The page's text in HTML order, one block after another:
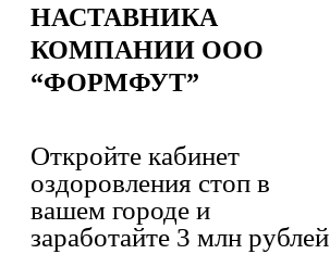
НАСТАВНИКА
КОМПАНИИ ООО
“ФОРМФУТ”
Откройте кабинет
оздоровления стоп в
вашем городе и
заработайте 3 млн рублей